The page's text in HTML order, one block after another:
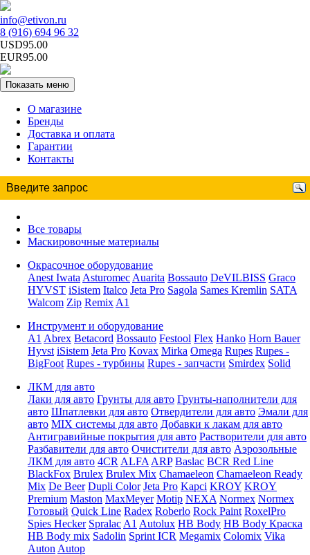
info@etivon.ru
8 (916) 694 96 32
USD95.00
EUR95.00
Показать меню
О магазине
Бренды
Доставка и оплата
Гарантии
Контакты
Все товары
Маскировочные материалы
Окрасочное оборудование
Anest Iwata Asturomec Auarita Bossauto DeVILBISS Graco
HYVST iSistem Italco Jeta Pro Sagola Sames Kremlin SATA
Walcom Zip Remix A1
Инструмент и оборудование
A1 Abrex Betacord Bossauto Festool Flex Hanko Horn Bauer
Hyvst iSistem Jeta Pro Kovax Mirka Omega Rupes Rupes -
BigFoot Rupes - турбины Rupes - запчасти Smirdex Solid
ЛКМ для авто
Лаки для авто Грунты для авто Грунты-наполнители для
авто Шпатлевки для авто Отвердители для авто Эмали для
авто MIX системы для авто Добавки к лакам для авто
Антигравийные покрытия для авто Растворители для авто
Разбавители для авто Очистители для авто Аэрозольные
ЛКМ для авто 4CR ALFA ARP Baslac BCR Red Line
BlackFox Brulex Brulex Mix Chamaeleon Chamaeleon Ready
Mix De Beer Dupli Color Jeta Pro Kapci KROY KROY
Premium Maston MaxMeyer Motip NEXA Normex Normex
Готовый Quick Line Radex Roberlo Rock Paint RoxelPro
Spies Hecker Spralac A1 Autolux HB Body HB Body Краска
HB Body mix Sadolin Sprint ICR Megamix Colomix Vika
Auton Autop